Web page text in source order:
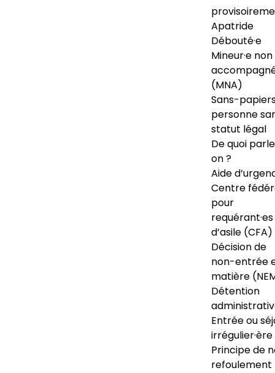
Apatride
Débouté·e
Mineur·e non
(MNA)
Sans-
personne
statut légal
De quoi
on ?
Aide
Centre
pour
requérant·es
d’asile (CFA)
Décision de
non-entrée
matière
Détention
Entrée ou
irrégulier·ère
Principe de
refoulement